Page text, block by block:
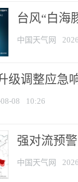
台风“白海
中国天气网
级调整应急
08 10:26
强对流预
中国天气网